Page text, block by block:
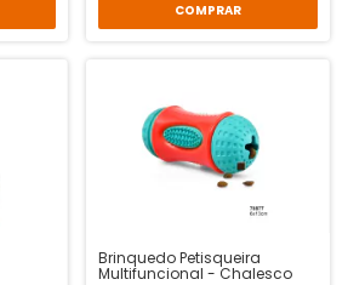
COMPRAR
Brinquedo Petisqueira
Multifuncional - Chalesco